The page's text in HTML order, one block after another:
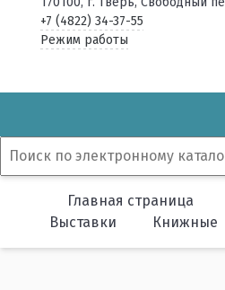
+7 (4822) 34-37-55
Режим работы
Главная страница
Выставки
Книжные